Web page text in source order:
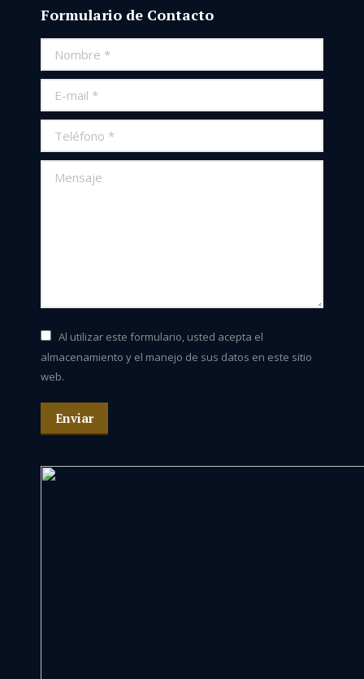
Formulario de Contacto
Nombre *
E-mail *
Teléfono *
Mensaje
Al utilizar este formulario, usted acepta el
almacenamiento y el manejo de sus datos en este sitio
web.
Enviar